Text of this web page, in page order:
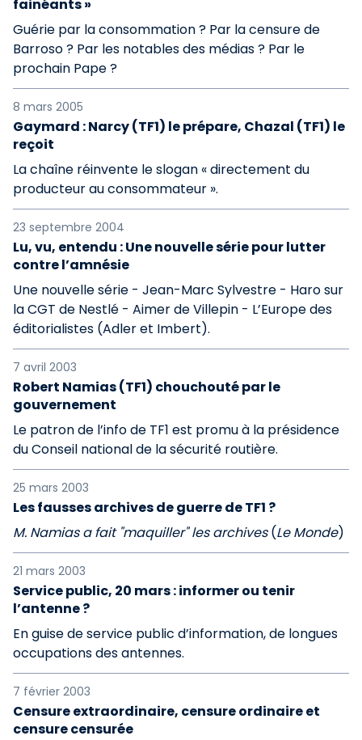
fainéants »
Guérie par la consommation ? Par la censure de
Barroso ? Par les notables des médias ? Par le
prochain Pape ?
8 mars 2005
Gaymard : Narcy (TF1) le prépare, Chazal (TF1) le
reçoit
La chaîne réinvente le slogan « directement du
producteur au consommateur ».
23 septembre 2004
Lu, vu, entendu : Une nouvelle série pour lutter
contre l’amnésie
Une nouvelle série - Jean-Marc Sylvestre - Haro sur
la CGT de Nestlé - Aimer de Villepin - L’Europe des
éditorialistes (Adler et Imbert).
7 avril 2003
Robert Namias (TF1) chouchouté par le
gouvernement
Le patron de l’info de TF1 est promu à la présidence
du Conseil national de la sécurité routière.
25 mars 2003
Les fausses archives de guerre de TF1 ?
M. Namias a fait "maquiller" les archives(Le Monde)
21 mars 2003
Service public, 20 mars : informer ou tenir
l’antenne ?
En guise de service public d’information, de longues
occupations des antennes.
7 février 2003
Censure extraordinaire, censure ordinaire et
censure censurée